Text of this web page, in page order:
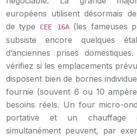
européens utilisent désormais
de type
CEE 16A (les fameuses
subsiste encore quelques
d’anciennes prises
vérifiez si les emplacements
disposent bien de bornes
fournie (souvent 6 ou 10
besoins réels. Un four micro-
portative et un chauffage
simultanément peuvent, par